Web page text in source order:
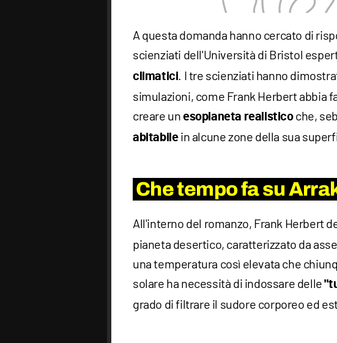
A questa domanda hanno cercato di
scienziati dell'Università di Bristol
climatici. I tre scienziati hanno
simulazioni, come Frank Herbert abbia
creare un esopianeta realisticoche,
abitabilein alcune zone della sua
Che tempo fa su
All'interno del romanzo, Frank Herbert
pianeta desertico, caratterizzato da
una temperatura così elevata che
solare ha necessità di indossare delle
grado di filtrare il sudore corporeo ed